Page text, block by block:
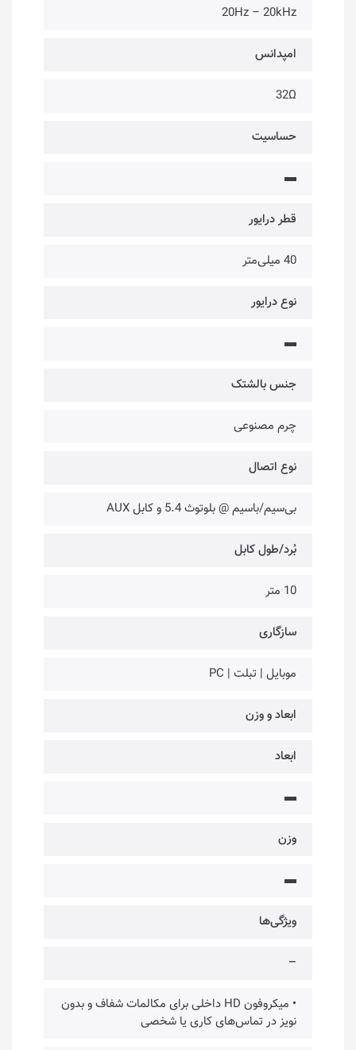
20Hz – 20kHz
امپدانس
32Ω
حساسیت
▬
قطر درایور
40 میلی‌متر
نوع درایور
▬
جنس بالشتک
چرم مصنوعی
نوع اتصال
بی‌سیم/با‌سیم @ بلوتوث 5.4 و کابل AUX
بُرد/طول کابل
10 متر
سازگاری
موبایل | تبلت | PC
ابعاد و وزن
ابعاد
▬
وزن
▬
ویژگی‌ها
–
• میکروفون HD داخلی برای مکالمات شفاف و بدون
نویز در تماس‌های کاری یا شخصی